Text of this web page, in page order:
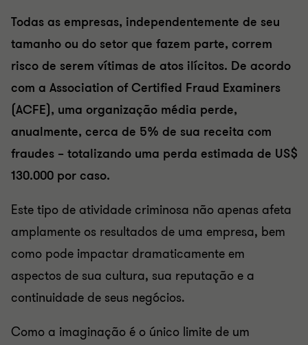
Todas as empresas, independentemente de seu
tamanho ou do setor que fazem parte, correm
risco de serem vítimas de atos ilícitos. De acordo
com a Association of Certified Fraud Examiners
(ACFE), uma organização média perde,
anualmente, cerca de 5% de sua receita com
fraudes – totalizando uma perda estimada de US$
130.000 por caso.
Este tipo de atividade criminosa não apenas afeta
amplamente os resultados de uma empresa, bem
como pode impactar dramaticamente em
aspectos de sua cultura, sua reputação e a
continuidade de seus negócios.
Como a imaginação é o único limite de um